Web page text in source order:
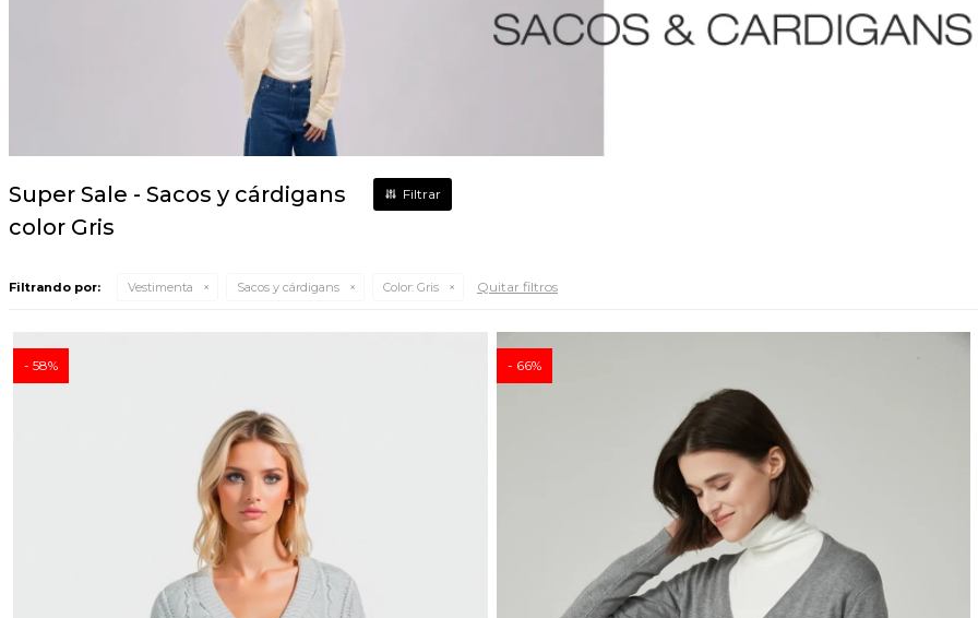
Super Sale - Sacos y cárdigans
color Gris
Filtrando por: Vestimenta Sacos y cárdigans Color: Gris Quitar filtros
58 66